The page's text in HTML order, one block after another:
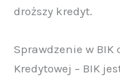
droższy kredyt.
Sprawdzenie w
Kredytowej – BIK